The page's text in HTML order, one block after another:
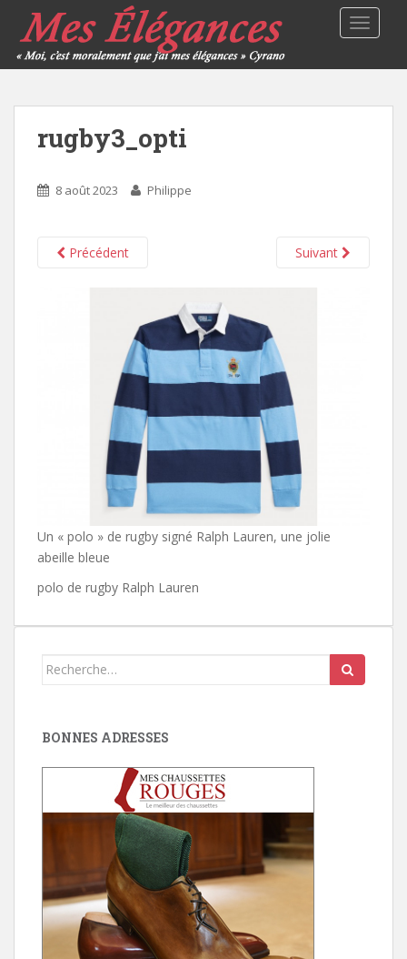
rugby3_opti
8 août 2023 Philippe
Précédent Suivant
Un « polo » de rugby signé Ralph Lauren, une jolie
abeille bleue
polo de rugby Ralph Lauren
Search
BONNES ADRESSES